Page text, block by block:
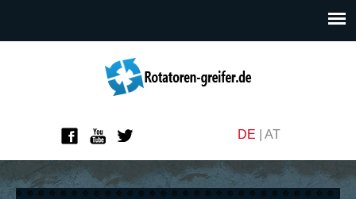
DE AT